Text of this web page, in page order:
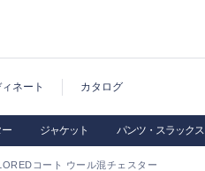
ネート カタログ
ジャケット パンツ・スラックス
コート ウール混チェスター